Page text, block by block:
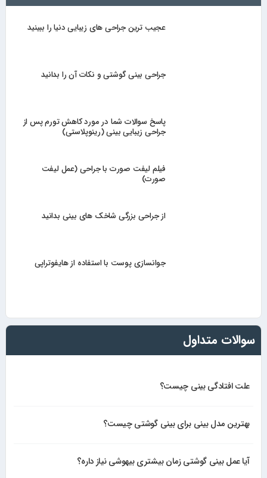
عجیب ترین جراحی های زیبایی دنیا را ببینید
جراحی بینی گوشتی و نکات آن را بدانید
پاسخ سوالات شما در مورد کاهش تورم پس از
جراحی زیبایی بینی (رینوپلاستی)
فیلم لیفت صورت با جراحی (عمل لیفت
صورت)
از جراحی بزرگی شاخک های بینی بدانید
جوانسازی پوست با استفاده از هایفوتراپی
سوالات متداول
علت افتادگی بینی چیست؟
بهترین مدل بینی برای بینی گوشتی چیست؟
آیا عمل بینی گوشتی زمان بیشتری بیهوشی نیاز داره؟